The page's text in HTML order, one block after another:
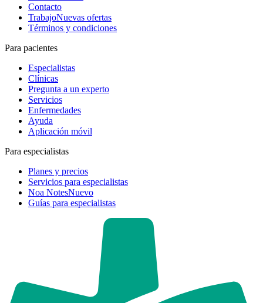
Contacto
TrabajoNuevas ofertas
Términos y condiciones
Para pacientes
Especialistas
Clínicas
Pregunta a un experto
Servicios
Enfermedades
Ayuda
Aplicación móvil
Para especialistas
Planes y precios
Servicios para especialistas
Noa NotesNuevo
Guías para especialistas